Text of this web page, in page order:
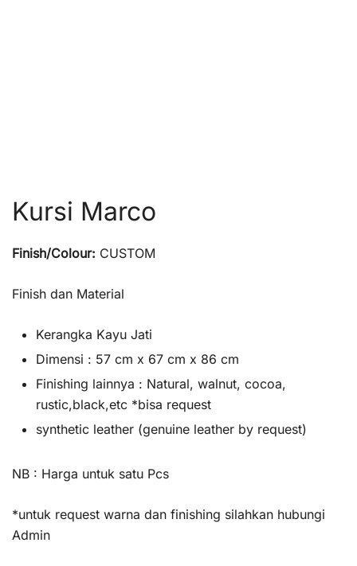
Kursi Marco
Finish/Colour: CUSTOM
Finish dan Material
Kerangka Kayu Jati
Dimensi : 57 cm x 67 cm x 86 cm
Finishing lainnya : Natural, walnut, cocoa,
rustic,black,etc *bisa request
synthetic leather (genuine leather by request)
NB : Harga untuk satu Pcs
*untuk request warna dan finishing silahkan hubungi
Admin